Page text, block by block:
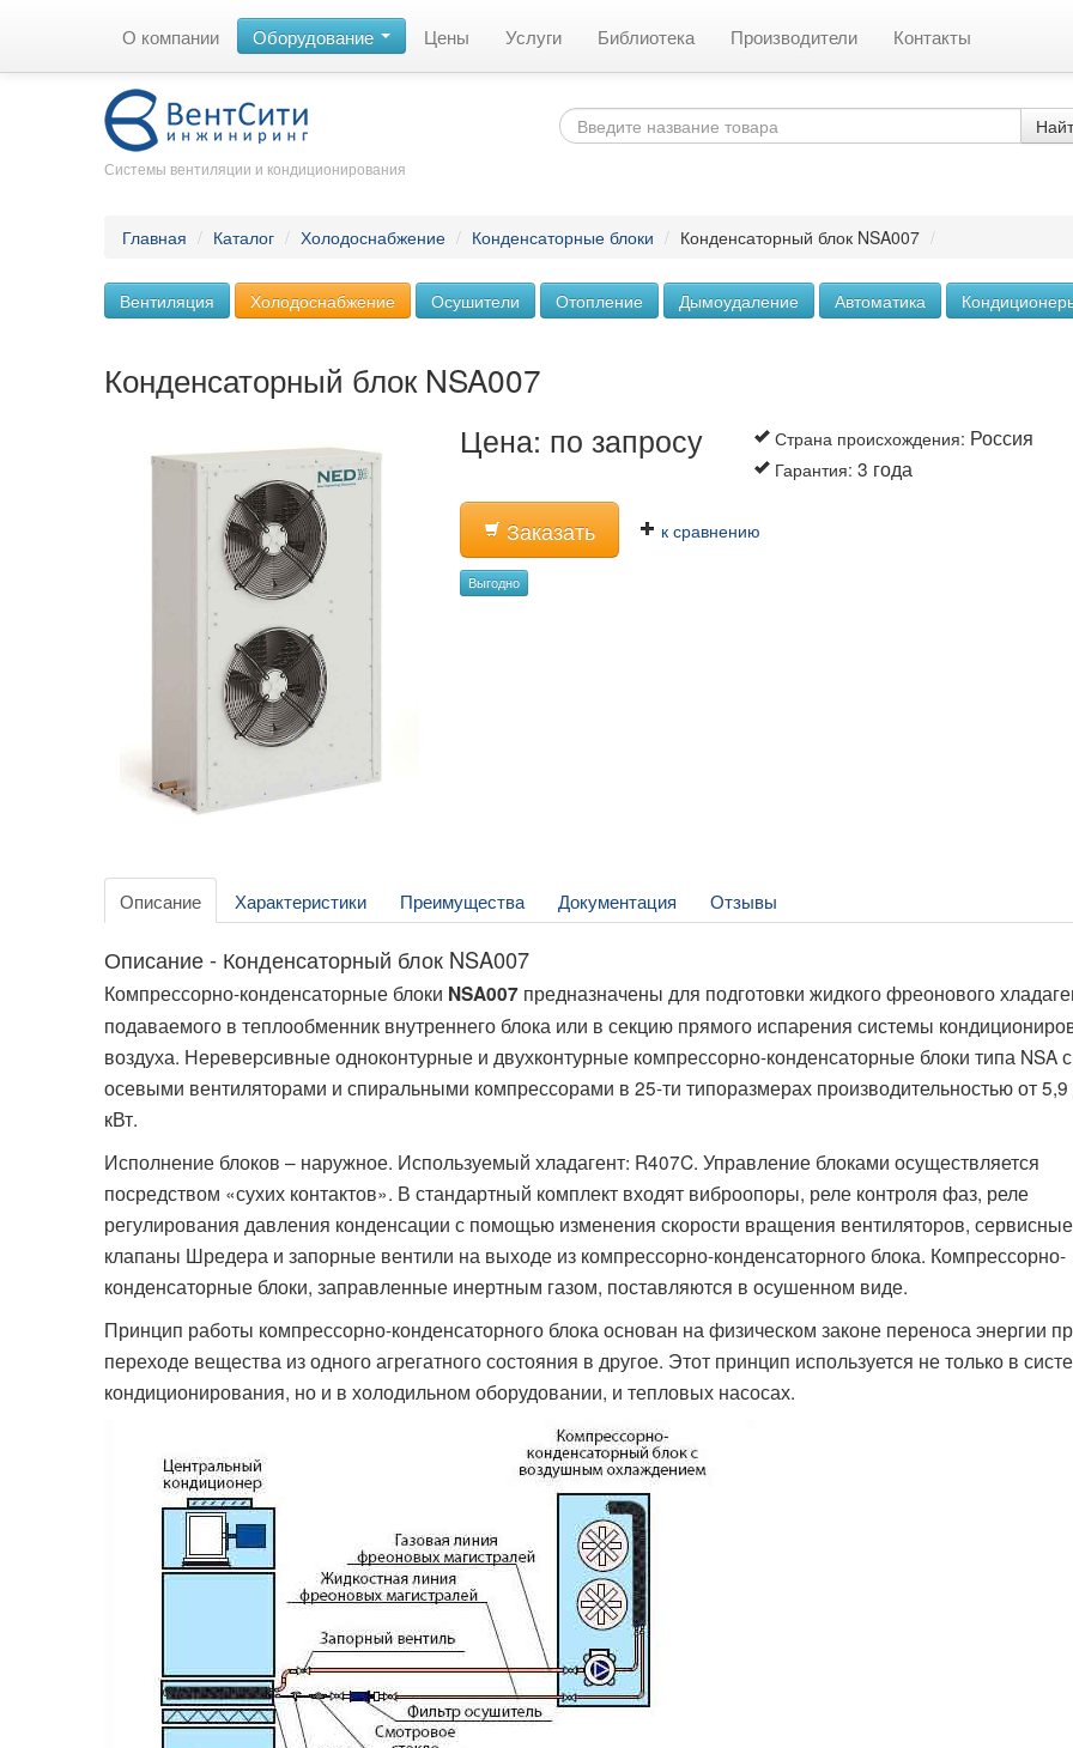
О компании Оборудование Цены Услуги Библиотека Производители Контакты
Системы вентиляции и кондиционирования
Главная / Каталог / Холодоснабжение / Конденсаторные блоки / Конденсаторный блок NSA007 /
Вентиляция Холодоснабжение Осушители Отопление Дымоудаление Автоматика
Конденсаторный блок NSA007
Цена: по запросу Страна происхождения: Россия
Гарантия:3 года
Заказать к сравнению
Выгодно
Описание Характеристики Преимущества Документация Отзывы
Описание - Конденсаторный блок NSA007
Компрессорно-конденсаторные блоки NSA007 предназначены для подготовки жидкого фреонового
подаваемого в теплообменник внутреннего блока или в секцию прямого испарения системы
воздуха. Нереверсивные одноконтурные и двухконтурные компрессорно-конденсаторные блоки типа NSA с
осевыми вентиляторами и спиральными компрессорами в 25-ти типоразмерах производительностью от 5,9
кВт.
Исполнение блоков – наружное. Используемый хладагент: R407C. Управление блоками осуществляется
посредством «сухих контактов». В стандартный комплект входят виброопоры, реле контроля фаз, реле
регулирования давления конденсации с помощью изменения скорости вращения вентиляторов, сервисные
клапаны Шредера и запорные вентили на выходе из компрессорно-конденсаторного блока. Компрессорно-
конденсаторные блоки, заправленные инертным газом, поставляются в осушенном виде.
Принцип работы компрессорно-конденсаторного блока основан на физическом законе переноса энергии
переходе вещества из одного агрегатного состояния в другое. Этот принцип используется не только в
кондиционирования, но и в холодильном оборудовании, и тепловых насосах.